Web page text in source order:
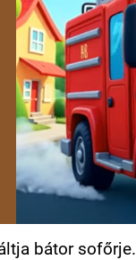
bátor sofőrje.